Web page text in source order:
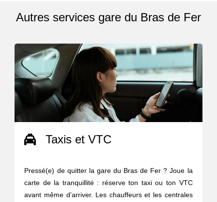
Autres services gare du Bras de Fer
Taxis et VTC
Pressé(e) de quitter la gare du Bras de Fer ? Joue la
carte de la tranquillité : réserve ton taxi ou ton VTC
avant même d’arriver. Les chauffeurs et les centrales